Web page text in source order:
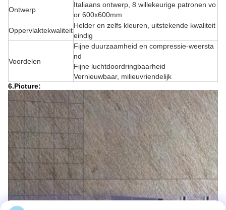
Ontwerp
Italiaans ontwerp, 8 willekeurige patronen vo
or 600x600mm
Oppervlaktekwaliteit
Helder en zelfs kleuren, uitstekende kwaliteit
eindig
Voordelen
Fijne duurzaamheid en compressie-weersta
nd
Fijne luchtdoordringbaarheid
Vernieuwbaar, milieuvriendelijk
6.Picture: